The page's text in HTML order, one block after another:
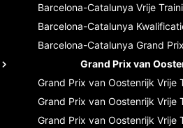
Barcelona-Catalunya Vrije
Barcelona-Catalunya
Barcelona-Catalunya Grand Prix
Grand Prix van
Grand Prix van Oostenrijk Vrije
Grand Prix van Oostenrijk Vrije
Grand Prix van Oostenrijk Vrije